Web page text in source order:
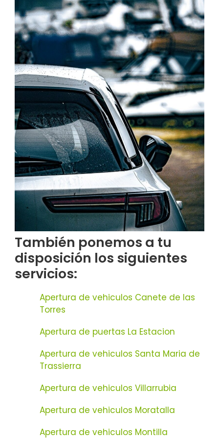
También ponemos a tu
disposición los siguientes
servicios:
Apertura de vehiculos Canete de las
Torres
Apertura de puertas La Estacion
Apertura de vehiculos Santa Maria de
Trassierra
Apertura de vehiculos Villarrubia
Apertura de vehiculos Moratalla
Apertura de vehiculos Montilla